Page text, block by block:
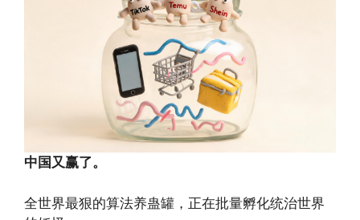
中国又赢了。
全世界最狠的算法养蛊罐，正在批量孵化统治世界